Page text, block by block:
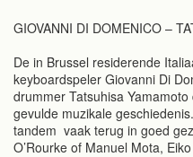
GIOVANNI DI DOMENICO –
De in Brussel residerende
keyboardspeler Giovanni Di
drummer Tatsuhisa
gevulde muzikale
tandem vaak terug in goed
O’Rourke of Manuel Mota,